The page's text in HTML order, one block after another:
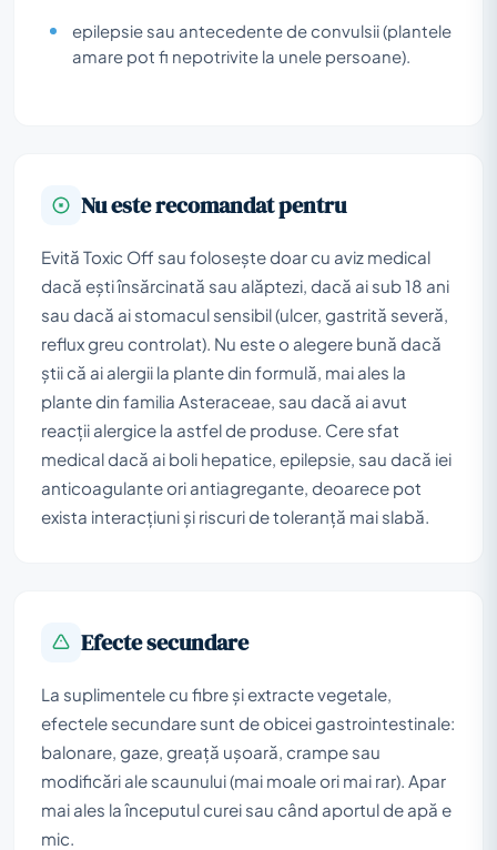
epilepsie sau antecedente de convulsii (plantele
amare pot fi nepotrivite la unele persoane).
Nu este recomandat pentru
Evită Toxic Off sau folosește doar cu aviz medical
dacă ești însărcinată sau alăptezi, dacă ai sub 18 ani
sau dacă ai stomacul sensibil (ulcer, gastrită severă,
reflux greu controlat). Nu este o alegere bună dacă
știi că ai alergii la plante din formulă, mai ales la
plante din familia Asteraceae, sau dacă ai avut
reacții alergice la astfel de produse. Cere sfat
medical dacă ai boli hepatice, epilepsie, sau dacă iei
anticoagulante ori antiagregante, deoarece pot
exista interacțiuni și riscuri de toleranță mai slabă.
Efecte secundare
La suplimentele cu fibre și extracte vegetale,
efectele secundare sunt de obicei gastrointestinale:
balonare, gaze, greață ușoară, crampe sau
modificări ale scaunului (mai moale ori mai rar). Apar
mai ales la începutul curei sau când aportul de apă e
mic.